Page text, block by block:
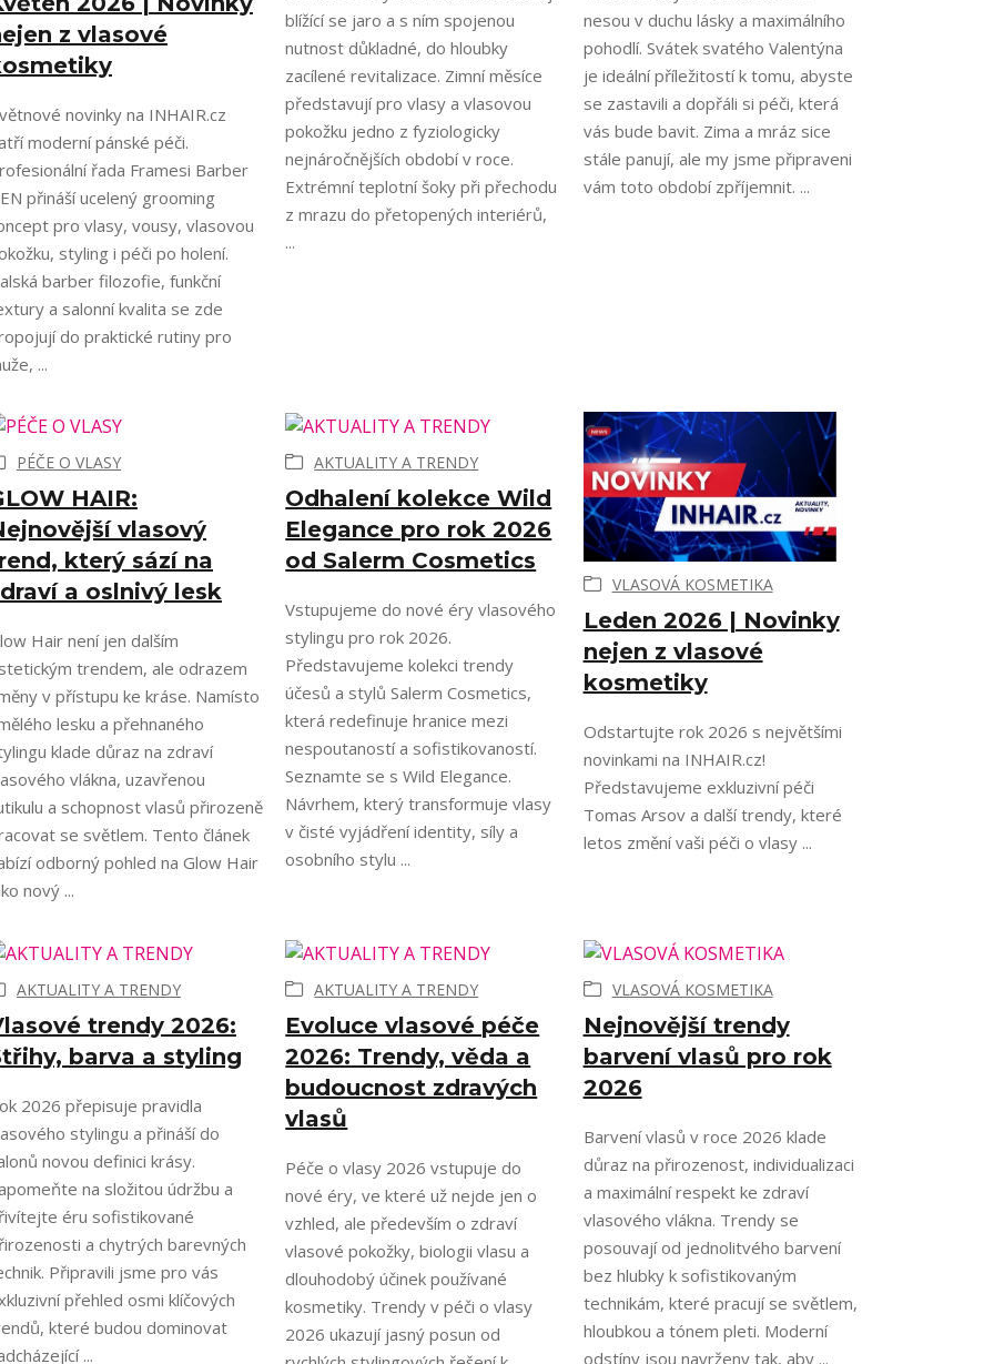
z vlasové
novinky na INHAIR.cz
moderní pánské péči.
řada Framesi Barber
přináší ucelený grooming
pro vlasy, vousy, vlasovou
styling i péči po holení.
barber filozofie, funkční
a salonní kvalita se zde
do praktické rutiny pro
...
blížící se jaro a s ním spojenou
nutnost důkladné, do hloubky
zacílené revitalizace. Zimní měsíce
představují pro vlasy a vlasovou
pokožku jedno z fyziologicky
nejnáročnějších období v roce.
Extrémní teplotní šoky při přechodu
z mrazu do přetopených interiérů,
...
nesou v duchu lásky a maximálního
pohodlí. Svátek svatého Valentýna
je ideální příležitostí k tomu, abyste
se zastavili a dopřáli si péči, která
vás bude bavit. Zima a mráz sice
stále panují, ale my jsme připraveni
vám toto období zpříjemnit. ...
HAIR:
vlasový
který sází na
a oslnivý lesk
PÉČE O VLASY
Hair není jen dalším
trendem, ale odrazem
v přístupu ke kráse. Namísto
lesku a přehnaného
klade důraz na zdraví
vlákna, uzavřenou
a schopnost vlasů přirozeně
se světlem. Tento článek
odborný pohled na Glow Hair
nový ...
Odhalení kolekce Wild
Elegance pro rok 2026
od Salerm Cosmetics
AKTUALITY A TRENDY
Vstupujeme do nové éry vlasového
stylingu pro rok 2026.
Představujeme kolekci trendy
účesů a stylů Salerm Cosmetics,
která redefinuje hranice mezi
nespoutaností a sofistikovaností.
Seznamte se s Wild Elegance.
Návrhem, který transformuje vlasy
v čisté vyjádření identity, síly a
osobního stylu ...
Leden 2026 | Novinky
nejen z vlasové
kosmetiky
VLASOVÁ KOSMETIKA
Odstartujte rok 2026 s největšími
novinkami na INHAIR.cz!
Představujeme exkluzivní péči
Tomas Arsov a další trendy, které
letos změní vaši péči o vlasy ...
trendy 2026:
barva a styling
AKTUALITY A TRENDY
2026 přepisuje pravidla
stylingu a přináší do
novou definici krásy.
na složitou údržbu a
éru sofistikované
a chytrých barevných
Připravili jsme pro vás
přehled osmi klíčových
které budou dominovat
...
Evoluce vlasové péče
2026: Trendy, věda a
budoucnost zdravých
vlasů
AKTUALITY A TRENDY
Péče o vlasy 2026 vstupuje do
nové éry, ve které už nejde jen o
vzhled, ale především o zdraví
vlasové pokožky, biologii vlasu a
dlouhodobý účinek používané
kosmetiky. Trendy v péči o vlasy
2026 ukazují jasný posun od
Nejnovější trendy
barvení vlasů pro rok
2026
VLASOVÁ KOSMETIKA
Barvení vlasů v roce 2026 klade
důraz na přirozenost, individualizaci
a maximální respekt ke zdraví
vlasového vlákna. Trendy se
posouvají od jednolitvého barvení
bez hlubky k sofistikovaným
technikám, které pracují se světlem,
hloubkou a tónem pleti. Moderní
odstíny jsou navrženy tak, aby ...